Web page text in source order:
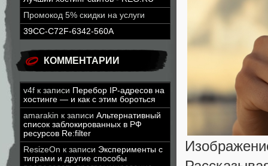
Промокод 5% скидки на услуги
39CC-C72F-6342-560A
КОММЕНТАРИИ
v4f к записи Перебор IP-адресов на
хостинге — и как с этим бороться
amarakin к записи Альтернативный
список заблокированных в РФ
ресурсов Re:filter
ResizeOn к записи Эксперименты с
тиграми и другие способы